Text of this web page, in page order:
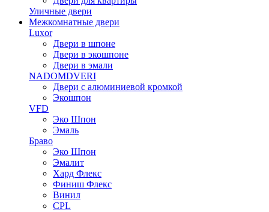
Уличные двери
Межкомнатные двери
Luxor
Двери в шпоне
Двери в экошпоне
Двери в эмали
NADOMDVERI
Двери с алюминиевой кромкой
Экошпон
VFD
Эко Шпон
Эмаль
Браво
Эко Шпон
Эмалит
Хард Флекс
Финиш Флекс
Винил
CPL